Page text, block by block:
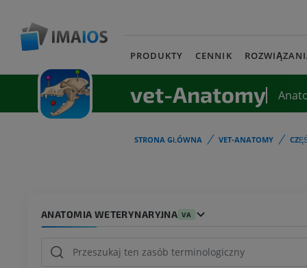
PRODUKTY CENNIK
vet-Anatomy
STRONA GŁÓWNA VET-ANATOMY
ANATOMIA WETERYNARYJNA VA